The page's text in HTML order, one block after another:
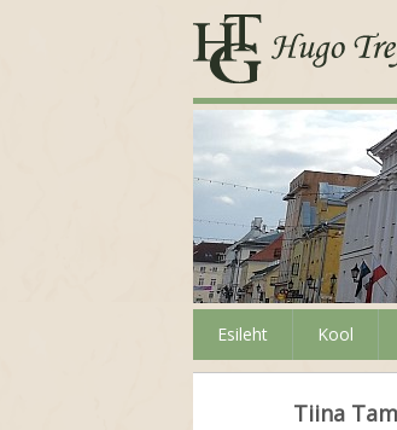
Esileht Kool
Tiina